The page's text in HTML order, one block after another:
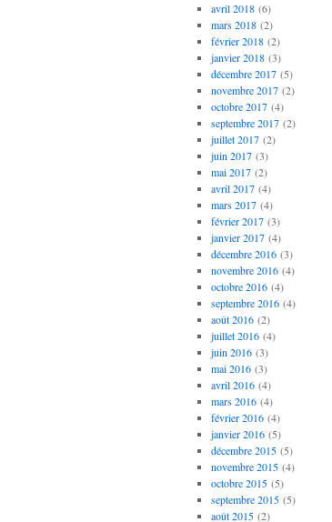
avril 2018(6)
mars 2018(2)
février 2018(2)
janvier 2018(3)
décembre 2017(5)
novembre 2017(2)
octobre 2017(4)
septembre 2017(2)
juillet 2017(2)
juin 2017(3)
mai 2017(2)
avril 2017(4)
mars 2017(4)
février 2017(3)
janvier 2017(4)
décembre 2016(3)
novembre 2016(4)
octobre 2016(4)
septembre 2016(4)
août 2016(2)
juillet 2016(4)
juin 2016(3)
mai 2016(3)
avril 2016(4)
mars 2016(4)
février 2016(4)
janvier 2016(5)
décembre 2015(5)
novembre 2015(4)
octobre 2015(5)
septembre 2015(5)
août 2015(2)